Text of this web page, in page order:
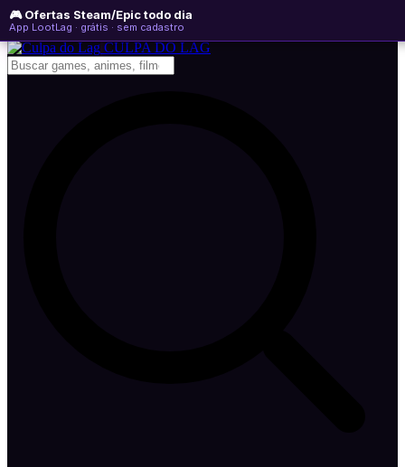
🎮 Ofertas Steam/Epic todo dia
App LootLag · grátis · sem cadastro
domingo, 09 de agosto de 2026 WhatsApp
Newsletter
CULPA DO LAG